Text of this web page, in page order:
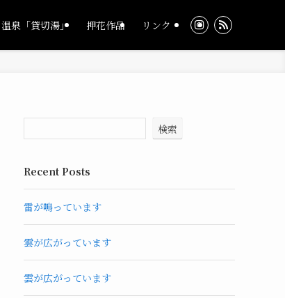
温泉「貸切湯」 押花作品 リンク
検索
Recent Posts
雷が鳴っています
雲が広がっています
雲が広がっています